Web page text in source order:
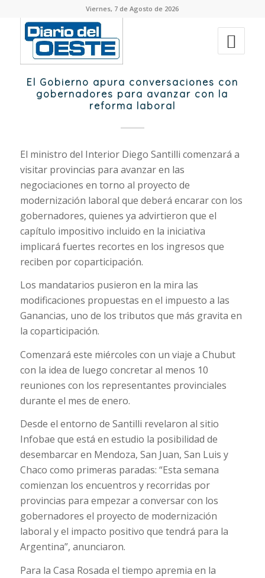
Viernes, 7 de Agosto de 2026
El Gobierno apura conversaciones con
gobernadores para avanzar con la
reforma laboral
El ministro del Interior Diego Santilli comenzará a
visitar provincias para avanzar en las
negociaciones en torno al proyecto de
modernización laboral que deberá encarar con los
gobernadores, quienes ya advirtieron que el
capítulo impositivo incluido en la iniciativa
implicará fuertes recortes en los ingresos que
reciben por coparticipación.
Los mandatarios pusieron en la mira las
modificaciones propuestas en el impuesto a las
Ganancias, uno de los tributos que más gravita en
la coparticipación.
Comenzará este miércoles con un viaje a Chubut
con la idea de luego concretar al menos 10
reuniones con los representantes provinciales
durante el mes de enero.
Desde el entorno de Santilli revelaron al sitio
Infobae que está en estudio la posibilidad de
desembarcar en Mendoza, San Juan, San Luis y
Chaco como primeras paradas: “Esta semana
comienzan los encuentros y recorridas por
provincias para empezar a conversar con los
gobernadores el proyecto de modernización
laboral y el impacto positivo que tendrá para la
Argentina”, anunciaron.
Para la Casa Rosada el tiempo apremia en la